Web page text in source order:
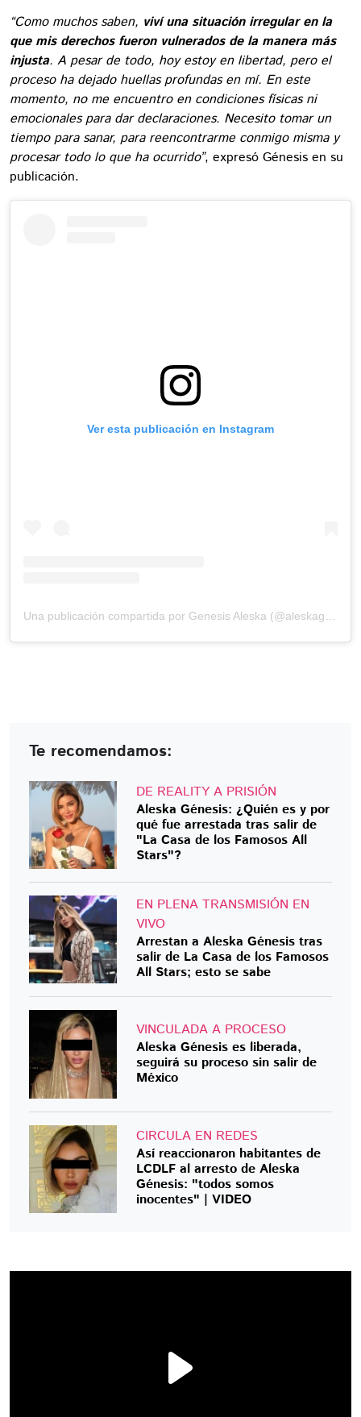
“Como muchos saben, viví una situación irregular en la
que mis derechos fueron vulnerados de la manera más
injusta. A pesar de todo, hoy estoy en libertad, pero el
proceso ha dejado huellas profundas en mí. En este
momento, no me encuentro en condiciones físicas ni
emocionales para dar declaraciones. Necesito tomar un
tiempo para sanar, para reencontrarme conmigo misma y
procesar todo lo que ha ocurrido”, expresó Génesis en su
publicación.
Ver esta publicación en Instagram
Te recomendamos:
DE REALITY A PRISIÓN
Aleska Génesis: ¿Quién es y por
qué fue arrestada tras salir de
"La Casa de los Famosos All
Stars"?
EN PLENA TRANSMISIÓN EN
VIVO
Arrestan a Aleska Génesis tras
salir de La Casa de los Famosos
All Stars; esto se sabe
VINCULADA A PROCESO
Aleska Génesis es liberada,
seguirá su proceso sin salir de
México
CIRCULA EN REDES
Así reaccionaron habitantes de
LCDLF al arresto de Aleska
Génesis: "todos somos
inocentes" | VIDEO